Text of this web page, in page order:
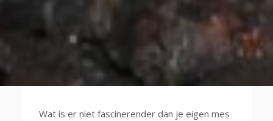
Wat is er niet fascinerender dan je eigen mes